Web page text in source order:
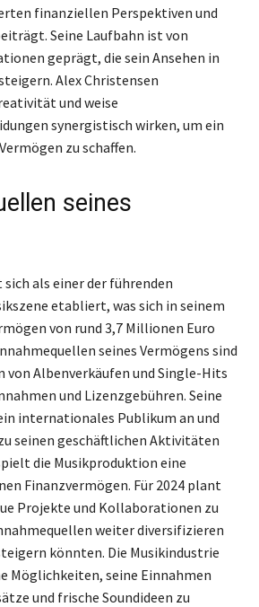
finanziellen Perspektiven und
Seine Laufbahn ist von
geprägt, die sein Ansehen in
Alex Christensen
und weise
synergistisch wirken, um ein
zu schaffen.
seines
als einer der führenden
etabliert, was sich in seinem
von rund 3,7 Millionen Euro
seines Vermögens sind
Albenverkäufen und Single-Hits
und Lizenzgebühren. Seine
internationales Publikum an und
seinen geschäftlichen Aktivitäten
die Musikproduktion eine
Finanzvermögen. Für 2024 plant
Projekte und Kollaborationen zu
weiter diversifizieren
könnten. Die Musikindustrie
Möglichkeiten, seine Einnahmen
und frische Soundideen zu